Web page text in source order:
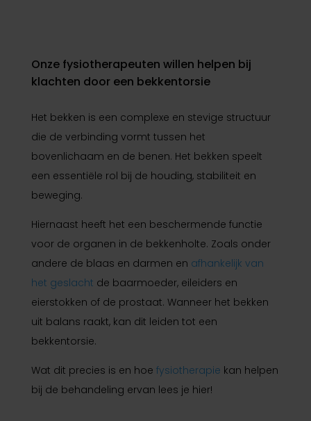
Onze fysiotherapeuten willen helpen bij
klachten door een bekkentorsie
Het bekken is een complexe en stevige structuur
die de verbinding vormt tussen het
bovenlichaam en de benen. Het bekken speelt
een essentiële rol bij de houding, stabiliteit en
beweging.
Hiernaast heeft het een beschermende functie
voor de organen in de bekkenholte. Zoals onder
andere de blaas en darmen en afhankelijk van
het geslacht de baarmoeder, eileiders en
eierstokken of de prostaat. Wanneer het bekken
uit balans raakt, kan dit leiden tot een
bekkentorsie.
Wat dit precies is en hoe fysiotherapie kan helpen
bij de behandeling ervan lees je hier!